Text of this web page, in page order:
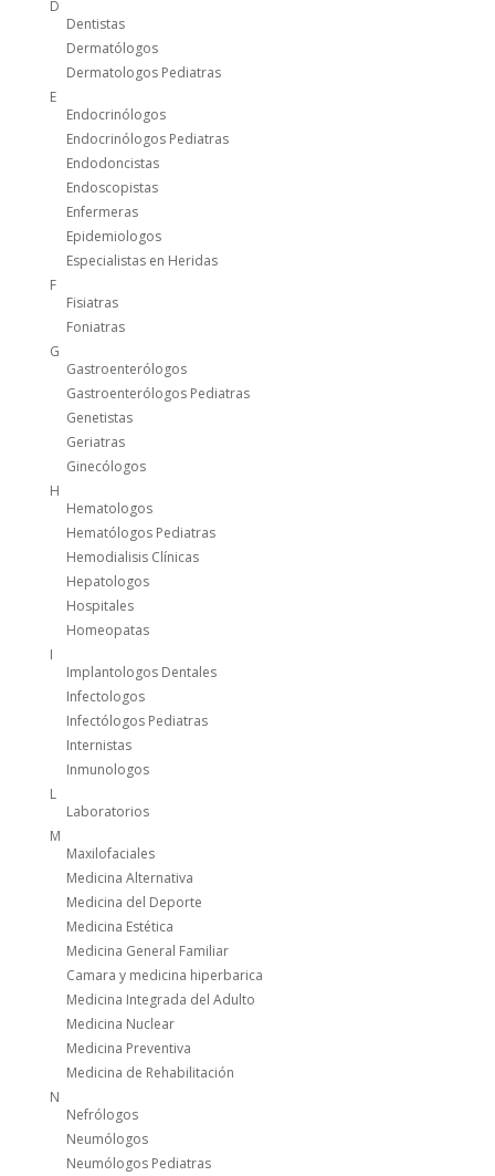
D
Dentistas
Dermatólogos
Dermatologos Pediatras
E
Endocrinólogos
Endocrinólogos Pediatras
Endodoncistas
Endoscopistas
Enfermeras
Epidemiologos
Especialistas en Heridas
F
Fisiatras
Foniatras
G
Gastroenterólogos
Gastroenterólogos Pediatras
Genetistas
Geriatras
Ginecólogos
H
Hematologos
Hematólogos Pediatras
Hemodialisis Clínicas
Hepatologos
Hospitales
Homeopatas
I
Implantologos Dentales
Infectologos
Infectólogos Pediatras
Internistas
Inmunologos
L
Laboratorios
M
Maxilofaciales
Medicina Alternativa
Medicina del Deporte
Medicina Estética
Medicina General Familiar
Camara y medicina hiperbarica
Medicina Integrada del Adulto
Medicina Nuclear
Medicina Preventiva
Medicina de Rehabilitación
N
Nefrólogos
Neumólogos
Neumólogos Pediatras